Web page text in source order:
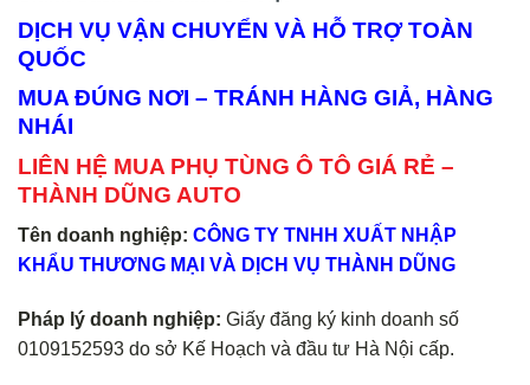
DỊCH VỤ VẬN CHUYỂN VÀ HỖ TRỢ TOÀN
QUỐC
MUA ĐÚNG NƠI – TRÁNH HÀNG GIẢ, HÀNG
NHÁI
LIÊN HỆ MUA PHỤ TÙNG Ô TÔ GIÁ RẺ –
THÀNH DŨNG AUTO
Tên doanh nghiệp: CÔNG TY TNHH XUẤT NHẬP
KHẨU THƯƠNG MẠI VÀ DỊCH VỤ THÀNH DŨNG
Pháp lý doanh nghiệp: Giấy đăng ký kinh doanh số
0109152593 do sở Kế Hoạch và đầu tư Hà Nội cấp.